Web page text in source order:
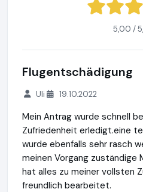
5,00 /
Flugentschädigung
Uli 19.10.2022
Mein Antrag wurde schnell
Zufriedenheit erledigt.eine
wurde ebenfalls sehr rasch
meinen Vorgang zuständige
hat alles zu meiner vollsten
freundlich bearbeitet.